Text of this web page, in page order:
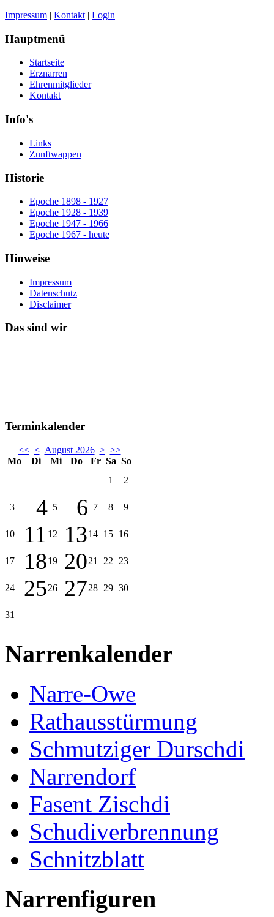
Impressum | Kontakt | Login
Hauptmenü
Startseite
Erznarren
Ehrenmitglieder
Kontakt
Info's
Links
Zunftwappen
Historie
Epoche 1898 - 1927
Epoche 1928 - 1939
Epoche 1947 - 1966
Epoche 1967 - heute
Hinweise
Impressum
Datenschutz
Disclaimer
Das sind wir
Terminkalender
<< < August 2026 > >>
Mo
Di Mi Do Fr Sa So
1
2
3 4 5 6 7 8 9
10 11 12 1314 15 16
17 1819 2021 22 23
24 2526 2728 29 30
31
Narrenkalender
Narre-Owe
Rathausstürmung
Schmutziger Durschdi
Narrendorf
Fasent Zischdi
Schudiverbrennung
Schnitzblatt
Narrenfiguren